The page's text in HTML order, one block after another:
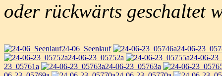
oder rückwärts geschaltet
24-06_Seenlauf
24-06-
24-06-23_05752a
24-06-
23_05761a
24-06-23_05763a